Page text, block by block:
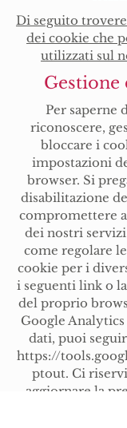
Di seguito
dei cookie che
utilizzati sul
Gestione
Per saperne
riconoscere,
bloccare i
impostazioni
browser. Si
disabilitazione
compromettere
dei nostri
come regolare
cookie per i
i seguenti link o
del proprio
Google
dati, puoi
https://
ptout. Ci
aggiornare la